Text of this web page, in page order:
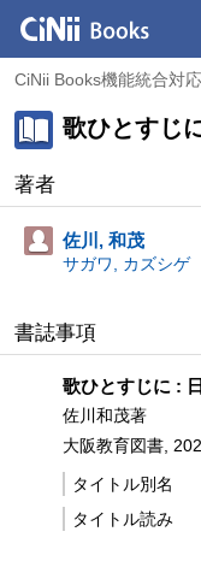
CiNii Books機能統合対
歌ひとすじ
著者
佐川, 和茂
サガワ, カズシゲ
書誌事項
歌ひとすじに :
佐川和茂著
大阪教育図書,
タイトル別名
タイトル読み